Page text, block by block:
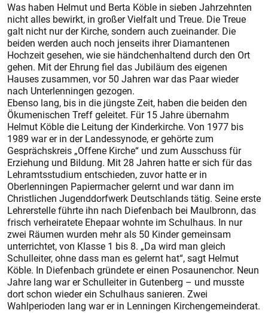
Was haben Helmut und Berta Köble in sieben Jahrzehnten
nicht alles bewirkt, in großer Vielfalt und Treue. Die Treue
galt nicht nur der Kirche, sondern auch zueinander. Die
beiden werden auch noch jenseits ihrer Diamantenen
Hochzeit gesehen, wie sie händchenhaltend durch den Ort
gehen. Mit der Ehrung fiel das Jubiläum des eigenen
Hauses zusammen, vor 50 Jahren war das Paar wieder
nach Unterlenningen gezogen.
Ebenso lang, bis in die jüngste Zeit, haben die beiden den
Ökumenischen Treff geleitet. Für 15 Jahre übernahm
Helmut Köble die Leitung der Kinderkirche. Von 1977 bis
1989 war er in der Landessynode, er gehörte zum
Gesprächskreis „Offene Kirche“ und zum Ausschuss für
Erziehung und Bildung. Mit 28 Jahren hatte er sich für das
Lehramtsstudium entschieden, zuvor hatte er in
Oberlenningen Papiermacher gelernt und war dann im
Christlichen Jugenddorfwerk Deutschlands tätig. Seine erste
Lehrerstelle führte ihn nach Diefenbach bei Maulbronn, das
frisch verheiratete Ehepaar wohnte im Schulhaus. In nur
zwei Räumen wurden mehr als 50 Kinder gemeinsam
unterrichtet, von Klasse 1 bis 8. „Da wird man gleich
Schulleiter, ohne dass man es gelernt hat“, sagt Helmut
Köble. In Diefenbach gründete er einen Posaunenchor. Neun
Jahre lang war er Schulleiter in Gutenberg – und musste
dort schon wieder ein Schulhaus sanieren. Zwei
Wahlperioden lang war er in Lenningen Kirchengemeinderat.